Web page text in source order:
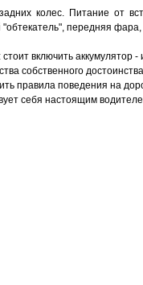
колес. Питание от
передняя
включить аккумулятор
собственного
правила поведения на
себя настоящим